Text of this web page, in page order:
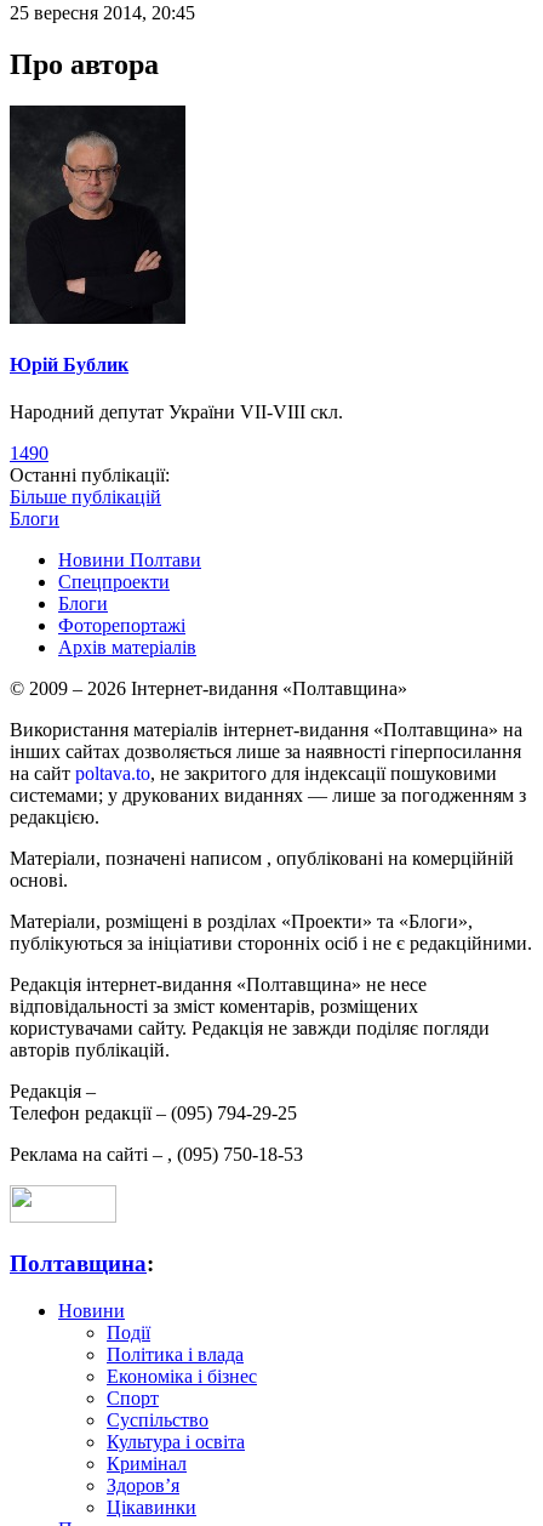
25 вересня 2014, 20:45
Про автора
Юрій Бублик
Народний депутат України VII-VIII скл.
1490
Останні публікації:
Більше публікацій
Блоги
Новини Полтави
Спецпроекти
Блоги
Фоторепортажі
Архів матеріалів
© 2009 – 2026 Інтернет-видання «Полтавщина»
Використання матеріалів інтернет-видання «Полтавщина» на
інших сайтах дозволяється лише за наявності гіперпосилання
на сайт poltava.to, не закритого для індексації пошуковими
системами; у друкованих виданнях — лише за погодженням з
редакцією.
Матеріали, позначені написом , опубліковані на комерційній
основі.
Матеріали, розміщені в розділах «Проекти» та «Блоги»,
публікуються за ініціативи сторонніх осіб і не є редакційними.
Редакція інтернет-видання «Полтавщина» не несе
відповідальності за зміст коментарів, розміщених
користувачами сайту. Редакція не завжди поділяє погляди
авторів публікацій.
Редакція –
Телефон редакції – (095) 794-29-25
Реклама на сайті – , (095) 750-18-53
Полтавщина:
Новини
Події
Політика і влада
Економіка і бізнес
Спорт
Суспільство
Культура і освіта
Кримінал
Здоров’я
Цікавинки